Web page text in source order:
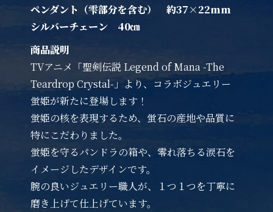
ペンダント（雫部分を含む） 約37×22mm
シルバーチェーン 40㎝
商品説明
TVアニメ「聖剣伝説 Legend of Mana -The
Teardrop Crystal-」より、コラボジュエリー
蛍姫が新たに登場します！
蛍姫の核を表現するため、蛍石の産地や品質に
特にこだわりました。
蛍姫を守るパンドラの箱や、零れ落ちる涙石を
イメージしたデザインです。
腕の良いジュエリー職人が、１つ１つを丁寧に
磨き上げて仕上げています。